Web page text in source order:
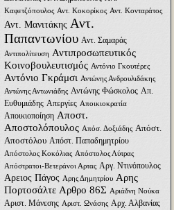
Καφετζόπουλος Αντ. Κοκορίκος Αντ. Κονταράτος
Αντ. Μανιτάκης Αντ.
Παπαντωνίου Αντ. Σαμαράς
Αντιπολίτευση Αντιπροσωπευτικός
Κοινοβουλευτισμός Αντόνιο Γκουτέρες
Αντόνιο Γκράμσι Αντώνης Ανδρουλιδάκης
Αντώνης Αντωνιάδης Αντώνης Φώσκολος Απ.
Ευθυμιάδης Απεργίες Αποικιοκρατία
Αποικιοποίηση Αποστ.
Αποστολόπουλος Απόσ. Δοξιάδης Απόστ.
Αποστόλου Απόστ. Παπαδημητρίου
Απόστολος Κοκόλιας Απόστολος Λύτρας
Απόστρατοι-Βετεράνοι Αρτας Αργ. Ντινόπουλος
Αρειος Πάγος Αρης Δημητρίου Αρης
Πορτοσάλτε Αρθρο 86Σ Αριάδνη Nούκα
Αριστ. Μάνεσης Αριστ. Ωνάσης Αρχ. Αλβανίας